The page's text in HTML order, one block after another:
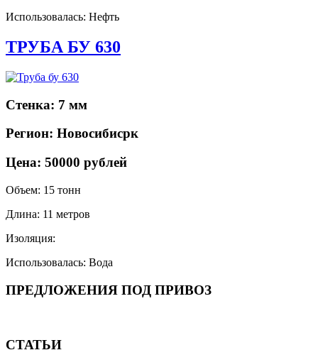
Использовалась: Нефть
ТРУБА БУ 630
Стенка: 7 мм
Регион: Новосибисрк
Цена: 50000 рублей
Объем: 15 тонн
Длина: 11 метров
Изоляция:
Использовалась: Вода
ПРЕДЛОЖЕНИЯ ПОД ПРИВОЗ
СТАТЬИ